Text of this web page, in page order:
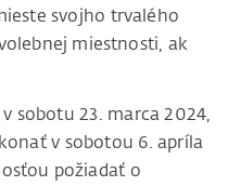
svojho trvalého
miestnosti, ak
sobotu 23. marca 2024,
v sobotou 6. apríla
požiadať o